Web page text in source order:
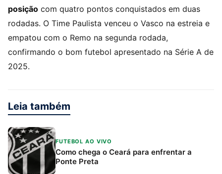
posição com quatro pontos conquistados em duas
rodadas. O Time Paulista venceu o Vasco na estreia e
empatou com o Remo na segunda rodada,
confirmando o bom futebol apresentado na Série A de
2025.
Leia também
FUTEBOL AO VIVO
Como chega o Ceará para enfrentar a
Ponte Preta